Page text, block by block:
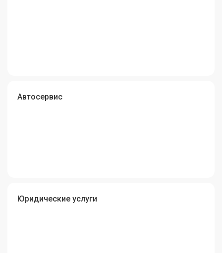
Автосервис
Юридические услуги